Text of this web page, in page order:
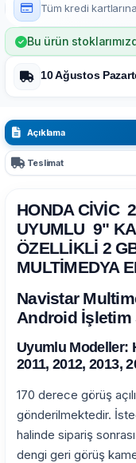
Tüm kredi kartlarına
Bu ürün
10 Ağustos
Açıklama
Teslimat
HONDA CİVİC
UYUMLU 9"
ÖZELLİKLİ 2
MULTİMEDYA
Navistar
Android İşletim
Uyumlu Modeller:
2011, 2012, 2013,
170 derece görüş
gönderilmektedir.
halinde sipariş
dengi geri görüş